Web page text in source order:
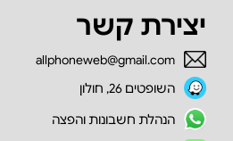
יצירת קשר
allphoneweb@gmail.com
השופטים 26, חולון
הנהלת חשבונות והפצה